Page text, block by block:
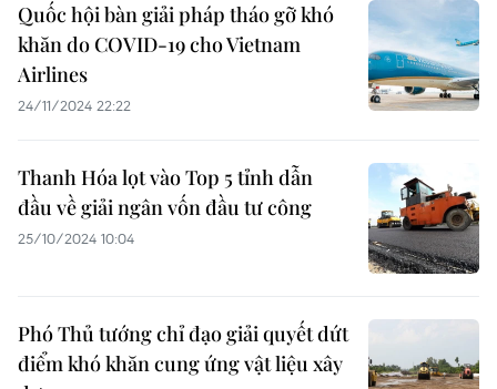
Quốc hội bàn giải pháp tháo gỡ khó
khăn do COVID-19 cho Vietnam
Airlines
24/11/2024 22:22
Thanh Hóa lọt vào Top 5 tỉnh dẫn
đầu về giải ngân vốn đầu tư công
25/10/2024 10:04
Phó Thủ tướng chỉ đạo giải quyết dứt
điểm khó khăn cung ứng vật liệu xây